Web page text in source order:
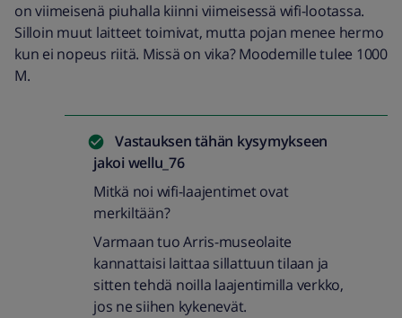
on viimeisenä piuhalla kiinni viimeisessä wifi-lootassa.
Silloin muut laitteet toimivat, mutta pojan menee hermo
kun ei nopeus riitä. Missä on vika? Moodemille tulee 1000
M.
Vastauksen tähän kysymykseen
jakoi wellu_76
Mitkä noi wifi-laajentimet ovat
merkiltään?
Varmaan tuo Arris-museolaite
kannattaisi laittaa sillattuun tilaan ja
sitten tehdä noilla laajentimilla verkko,
jos ne siihen kykenevät.